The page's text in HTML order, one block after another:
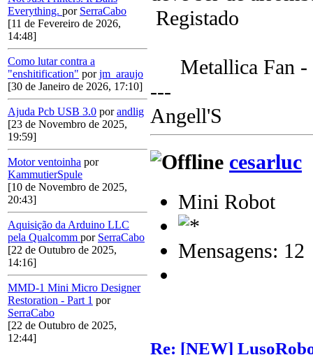
Everything. por SerraCabo
[11 de Fevereiro de 2026,
14:48]
Como lutar contra a
"enshitification" porjm_araujo
[30 de Janeiro de 2026, 17:10]
Ajuda Pcb USB 3.0 porandlig
[23 de Novembro de 2025,
19:59]
Motor ventoinha por
KammutierSpule
[10 de Novembro de 2025,
20:43]
Aquisição da Arduino LLC
pela Qualcomm por SerraCabo
[22 de Outubro de 2025,
14:16]
MMD-1 Mini Micro Designer
Restoration - Part 1 por
SerraCabo
[22 de Outubro de 2025,
12:44]
Registado
Metallica Fan
---
Angell'S
cesarluc
Mini Robot
Mensagens: 12
Re: [NEW]